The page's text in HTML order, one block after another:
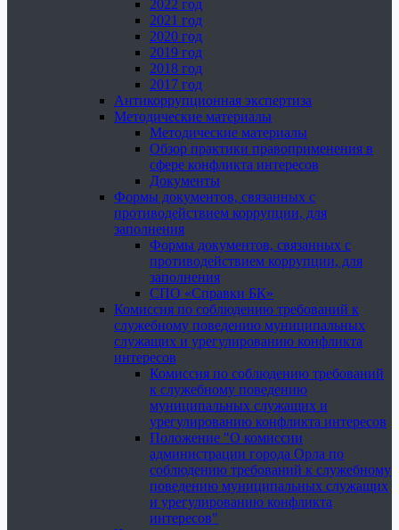
2022 год
2021 год
2020 год
2019 год
2018 год
2017 год
Антикоррупционная экспертиза
Методические материалы
Методические материалы
Обзор практики правоприменения в
сфере конфликта интересов
Документы
Формы документов, связанных с
противодействием коррупции, для
заполнения
Формы документов, связанных с
противодействием коррупции, для
заполнения
СПО «Справки БК»
Комиссия по соблюдению требований к
служебному поведению муниципальных
служащих и урегулированию конфликта
интересов
Комиссия по соблюдению требований
к служебному поведению
муниципальных служащих и
урегулированию конфликта интересов
Положение "О комиссии
администрации города Орла по
соблюдению требований к служебному
поведению муниципальных служащих
и урегулированию конфликта
интересов"